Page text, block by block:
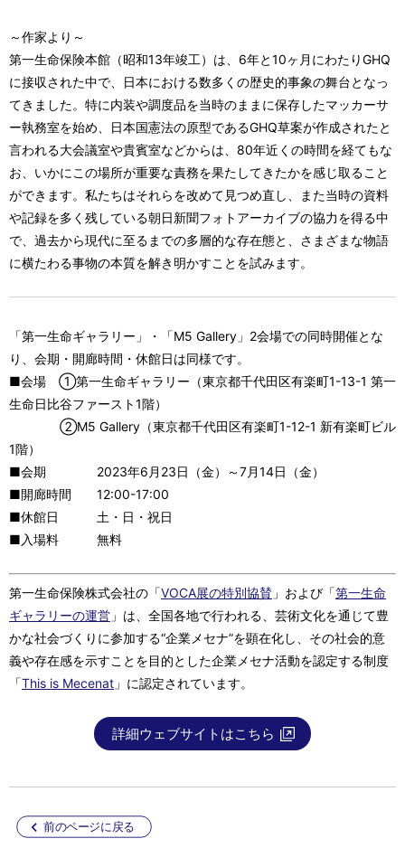
～作家より～
第一生命保険本館（昭和13年竣工）は、6年と10ヶ月にわたりGHQ
に接収された中で、日本における数多くの歴史的事象の舞台となっ
てきました。特に内装や調度品を当時のままに保存したマッカーサ
ー執務室を始め、日本国憲法の原型であるGHQ草案が作成されたと
言われる大会議室や貴賓室などからは、80年近くの時間を経てもな
お、いかにこの場所が重要な責務を果たしてきたかを感じ取ること
ができます。私たちはそれらを改めて見つめ直し、また当時の資料
や記録を多く残している朝日新聞フォトアーカイブの協力を得る中
で、過去から現代に至るまでの多層的な存在態と、さまざまな物語
に横たわる事物の本質を解き明かすことを試みます。
「第一生命ギャラリー」・「M5 Gallery」2会場での同時開催とな
り、会期・開廊時間・休館日は同様です。
■会場 ①第一生命ギャラリー（東京都千代田区有楽町1-13-1 第一
生命日比谷ファースト1階）
②M5 Gallery（東京都千代田区有楽町1-12-1 新有楽町ビル
1階）
■会期 2023年6月23日（金）～7月14日（金）
■開廊時間 12:00-17:00
■休館日 土・日・祝日
■入場料 無料
第一生命保険株式会社の「VOCA展の特別協賛 」および「第一生命
ギャラリーの運営 」は、全国各地で行われる、芸術文化を通じて豊
かな社会づくりに参加する“企業メセナ”を顕在化し、その社会的意
義や存在感を示すことを目的とした企業メセナ活動を認定する制度
「This is Mecenat 」に認定されています。
詳細ウェブサイトはこちら
前のページに戻る